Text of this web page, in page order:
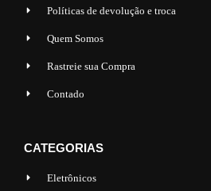
Políticas de devolução e troca
Quem Somos
Rastreie sua Compra
Contado
CATEGORIAS
Eletrônicos